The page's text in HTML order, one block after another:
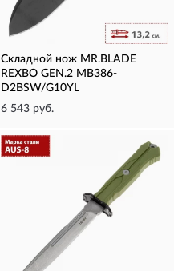
Складной нож MR.BLADE
REXBO GEN.2 MB386-
D2BSW/G10YL
6 543 руб.